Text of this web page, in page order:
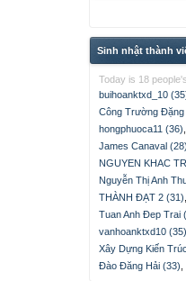
Sinh nhật thành
Today is 18
buihoanktxd_10
Công Trường Đặng
hongphuoca11 (36)
James Canaval (28)
NGUYEN KHAC
Nguyễn Thị Anh
THÀNH ĐẠT 2 (31)
Tuan Anh Đep Trai
vanhoanktxd10 (35)
Xây Dựng Kiến
Đào Đăng Hải (33)